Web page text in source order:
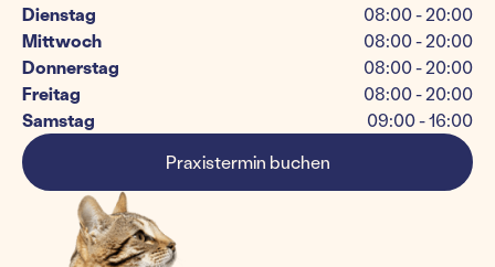
Dienstag
08:00 - 20:00
Mittwoch
08:00 - 20:00
Donnerstag
08:00 - 20:00
Freitag
08:00 - 20:00
Samstag
09:00 - 16:00
Praxistermin buchen